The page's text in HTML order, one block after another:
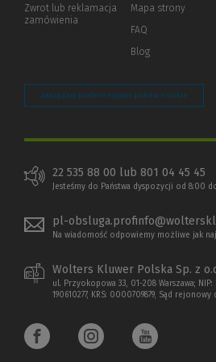
innej
Zwrot lub reklamacja
zamówienia
Mapa strony
FAQ
Blog
Zarządzaj preferencjami plików cookie
22 535 88 00 lub 801 04 45 45
Jesteśmy do Państwa dyspozycji od 8:00
pl-
Na wiadomość odpowiemy możliwe jak
Wolters Kluwer Polska Sp. z
ul. Przyokopowa 33, 01-208 Warszawa; NIP:
190610277, KRS: 0000709879, Sąd rejonowy